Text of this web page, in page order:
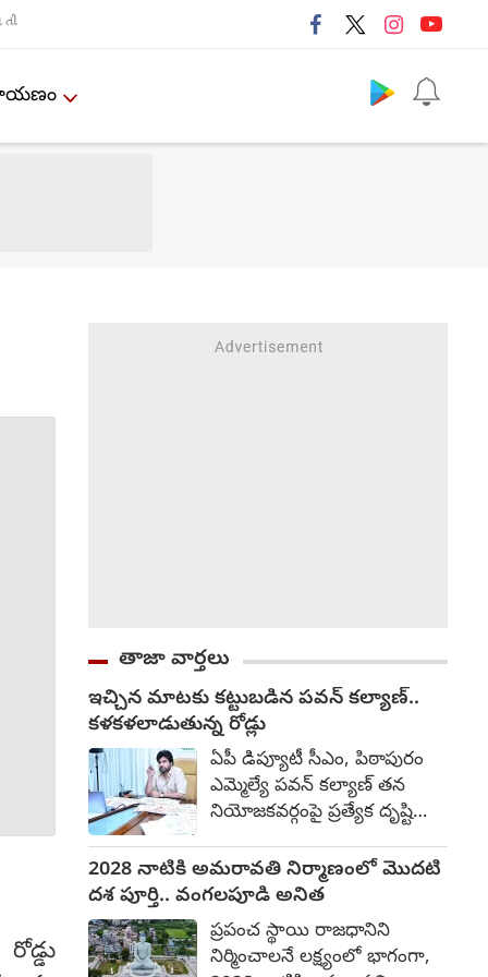
తాజా వార్తలు
ఇచ్చిన మాటకు కట్టుబడిన పవన్ కల్యాణ్..
కళకళలాడుతున్న రోడ్లు
ఏపీ డిప్యూటీ సీఎం, పిఠాపురం
ఎమ్మెల్యే ప‌వ‌న్ క‌ల్యాణ్‌ తన
నియోజకవర్గంపై ప్రత్యేక దృష్టి
కట్టుబడి, పల్లె నుంచి పట్టణం
వరకు రోడ్ల నిర్మాణానికి అధిక
ప్రాధాన్యత ఇస్తున్నారు. ఇందులో
భాగంగా ఏకంగా రూ.200 కోట్ల
అంచనా వ్యయంతో రహదారుల
2028 నాటికి అమరావతి నిర్మాణంలో మొదటి
దశ పూర్తి.. వంగలపూడి అనిత
ప్రపంచ స్థాయి రాజధానిని
నిర్మించాలనే లక్ష్యంలో భాగంగా,